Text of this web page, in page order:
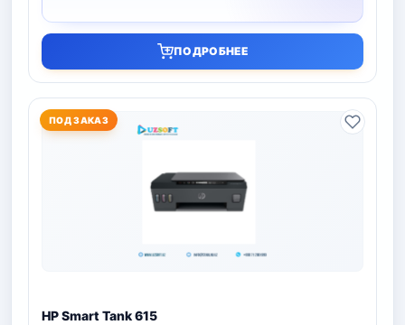
ПОДРОБНЕЕ
ПОД ЗАКАЗ
HP Smart Tank 615